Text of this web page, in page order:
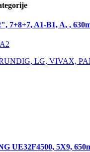
7+8+7, A1-B1, A, ,
LG, VIVAX,
UE32F4500, 5X9,